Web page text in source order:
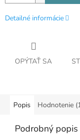
Detailné informácie
OPÝTAŤ SA
Popis Hodnotenie
Podrobný popis